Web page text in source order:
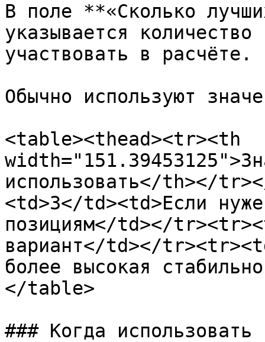
В поле **«Сколько
указывается
участвовать в расчёте.
Обычно используют
<table><thead><tr><th
использовать</th></
<td>3</td><td>Если
позициям</td></
вариант</td></
более высокая
</table>
### Когда использовать